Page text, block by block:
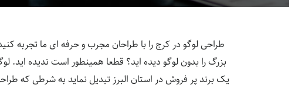
طراحی لوگو در کرج را با طراحان مجرب و حرفه ای ما تجربه
بزرگ را بدون لوگو دیده اید؟ قطعا همینطور است ندیده اید.
یک برند پر فروش در استان البرز تبدیل نماید به شرطی که